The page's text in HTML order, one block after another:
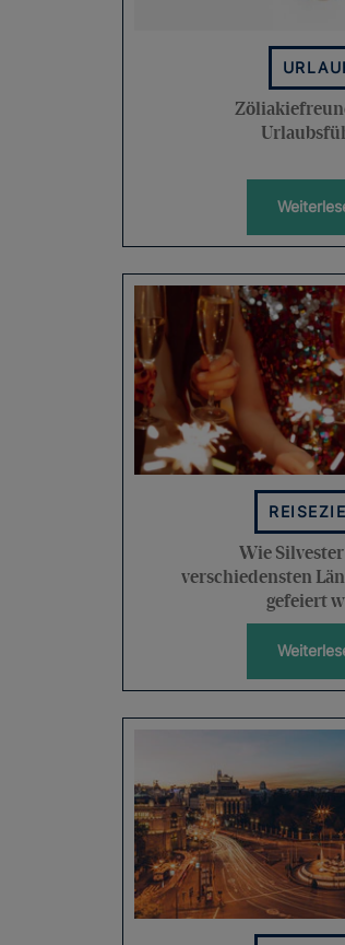
Wie
verschiedensten
gefeiert